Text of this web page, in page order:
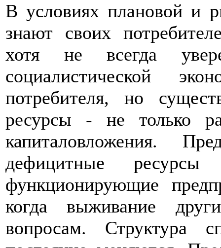
В условиях плановой и
знают своих
хотя не всегда
социалистической
потребителя, но
ресурсы - не только
капиталовложения.
дефицитные
функционирующие
когда выживание
вопросам. Структура